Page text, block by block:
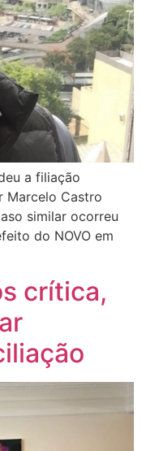
a filiação
Marcelo Castro
similar ocorreu
do NOVO em
crítica,